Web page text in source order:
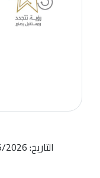
التاريخ: 12/05/2026